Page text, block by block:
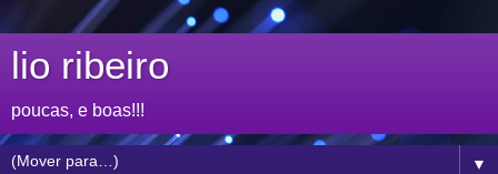
lio ribeiro
poucas, e boas!!!
▼